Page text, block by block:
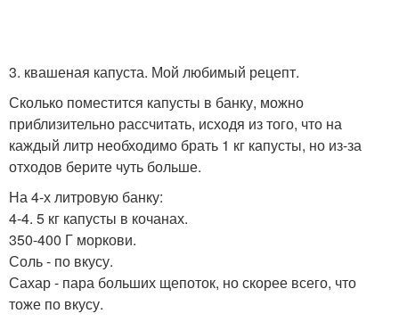
3. квашеная капуста. Мой любимый рецепт.
Сколько поместится капусты в банку, можно
приблизительно рассчитать, исходя из того, что на
каждый литр необходимо брать 1 кг капусты, но из-за
отходов берите чуть больше.
На 4-х литровую банку:
4-4. 5 кг капусты в кочанах.
350-400 Г моркови.
Соль - по вкусу.
Сахар - пара больших щепоток, но скорее всего, что
тоже по вкусу.